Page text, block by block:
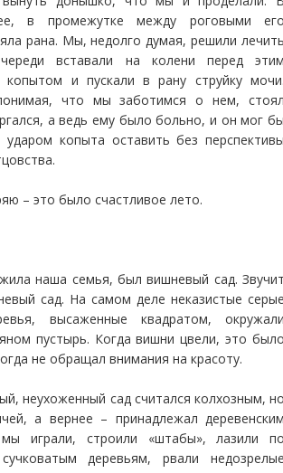
в промежутке между роговыми
рана. Мы, недолго думая, решили
вставали на колени перед
копытом и пускали в рану струйку
что мы заботимся о нем,
а ведь ему было больно, и он мог
копыта оставить без
– это было счастливое лето.
наша семья, был вишневый сад.
сад. На самом деле неказистые
высаженные квадратом,
пустырь. Когда вишни цвели, это
не обращал внимания на красоту.
неухоженный сад считался колхозным,
а вернее – принадлежал
играли, строили «штабы», лазили
деревьям, рвали